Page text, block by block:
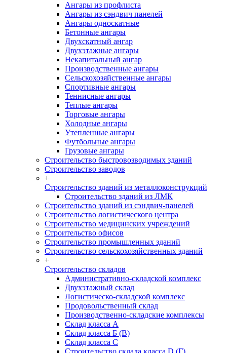
Ангары из профлиста
Ангары из сэндвич панелей
Ангары односкатные
Бетонные ангары
Двухскатный ангар
Двухэтажные ангары
Некапитальный ангар
Производственные ангары
Сельскохозяйственные ангары
Спортивные ангары
Теннисные ангары
Теплые ангары
Торговые ангары
Холодные ангары
Утепленные ангары
Футбольные ангары
Грузовые ангары
Строительство быстровозводимых зданий
Строительство заводов
+
Строительство зданий из металлоконструкций
Строительство зданий из ЛМК
Строительство зданий из сэндвич-панелей
Строительство логистического центра
Строительство медицинских учреждений
Строительство офисов
Строительство промышленных зданий
Строительство сельскохозяйственных зданий
+
Строительство складов
Административно-складской комплекс
Двухэтажный склад
Логистическо-складской комплекс
Продовольственный склад
Производственно-складские комплексы
Склад класса А
Склад класса Б (B)
Склад класса С
Строительство склада класса D (Г)